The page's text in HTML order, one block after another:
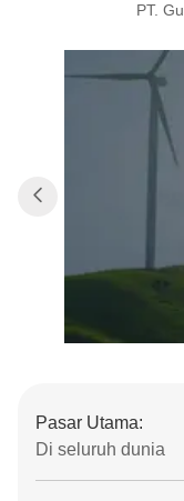
PT.
Pasar Utama:
Di seluruh dunia